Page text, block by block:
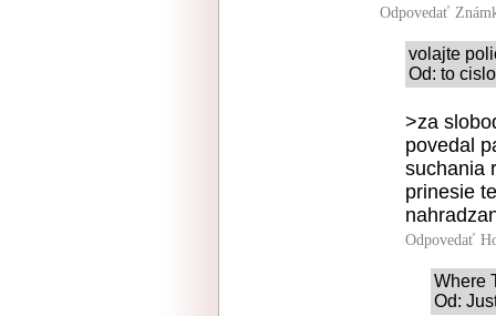
Odpovedať
volajte
Od: to
>za
povedal
suchania
prinesie
Odpovedať
Where
Od: